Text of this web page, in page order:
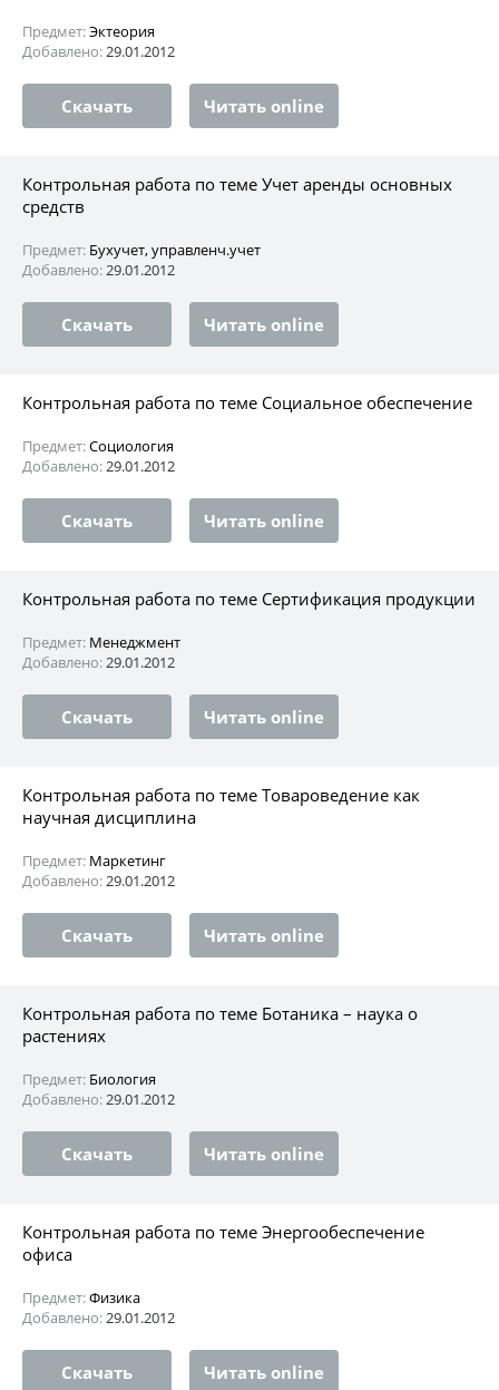
Предмет:Эктеория
Добавлено:29.01.2012
Скачать Читать online
Контрольная работа по теме Учет аренды основных
средств
Предмет: Бухучет, управленч.учет
Добавлено:29.01.2012
Скачать Читать online
Контрольная работа по теме Социальное обеспечение
Предмет:Социология
Добавлено:29.01.2012
Скачать Читать online
Контрольная работа по теме Сертификация продукции
Предмет: Менеджмент
Добавлено:29.01.2012
Скачать Читать online
Контрольная работа по теме Товароведение как
научная дисциплина
Предмет: Маркетинг
Добавлено:29.01.2012
Скачать Читать online
Контрольная работа по теме Ботаника – наука о
растениях
Предмет: Биология
Добавлено:29.01.2012
Скачать Читать online
Контрольная работа по теме Энергообеспечение
офиса
Предмет:Физика
Добавлено:29.01.2012
Скачать Читать online